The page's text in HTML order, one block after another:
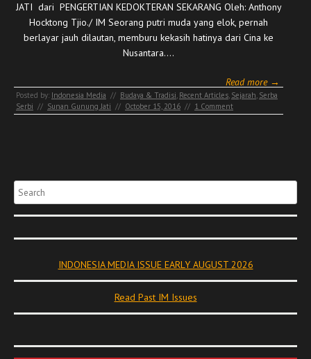
JATI dari PENGERTIAN KEDOKTERAN SEKARANG Oleh: Anthony
Hocktong Tjio./ IM Seorang putri muda yang elok, pernah
berlayar jauh dilautan, memburu kekasih hatinya dari Cina ke
Nusantara.…
Read more →
Posted by: Indonesia Media // Budaya & Tradisi, Recent Articles, Sejarah, Serba
Serbi // Sunan Gunung Jati // October 15, 2016 // 1 Comment
Search
INDONESIA MEDIA ISSUE EARLY AUGUST 2026
Read Past IM Issues